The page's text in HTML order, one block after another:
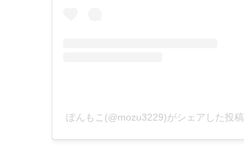
ぽんもこ(@mozu3229)がシェアした投稿